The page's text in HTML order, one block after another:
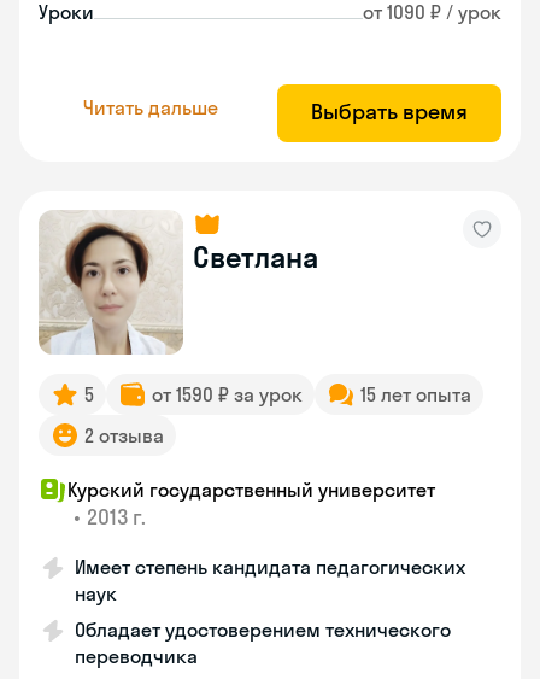
Уроки от 1090 ₽ / урок
Читать дальше Выбрать время
Светлана
5 от 1590 ₽ за урок
15 лет опыта
2 отзыва
Курский государственный университет
• 2013 г.
Имеет степень кандидата педагогических
наук
Обладает удостоверением технического
переводчика